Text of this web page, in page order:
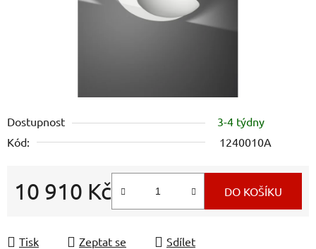
Dostupnost
3-4 týdny
Kód:
1240010A
10 910 Kč DO KOŠÍKU
Tisk Zeptat se Sdílet